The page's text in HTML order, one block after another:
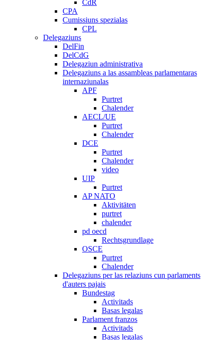
CdR
CPA
Cumissiuns spezialas
CPL
Delegaziuns
DelFin
DelCdG
Delegaziun administrativa
Delegaziuns a las assambleas parlamentaras
internaziunalas
APF
Purtret
Chalender
AECL/UE
Purtret
Chalender
DCE
Purtret
Chalender
video
UIP
Purtret
AP NATO
Aktivitäten
purtret
chalender
pd oecd
Rechtsgrundlage
OSCE
Purtret
Chalender
Delegaziuns per las relaziuns cun parlaments
d'auters pajais
Bundestag
Activitads
Basas legalas
Parlament franzos
Activitads
Basas legalas